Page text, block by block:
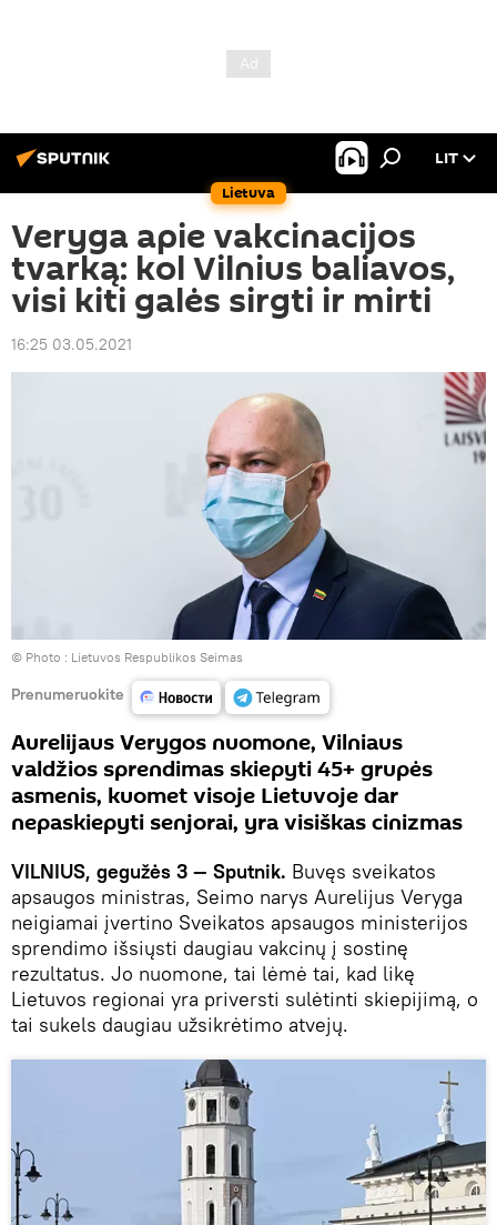
Lietuva
LIT
Veryga apie vakcinacijos
tvarką: kol Vilnius baliavos,
visi kiti galės sirgti ir mirti
16:25 03.05.2021
© Photo : Lietuvos Respublikos Seimas
Prenumeruokite
Aurelijaus Verygos nuomone, Vilniaus
valdžios sprendimas skiepyti 45+ grupės
asmenis, kuomet visoje Lietuvoje dar
nepaskiepyti senjorai, yra visiškas cinizmas
VILNIUS, gegužės 3 — Sputnik. Buvęs sveikatos
apsaugos ministras, Seimo narys Aurelijus Veryga
neigiamai įvertino Sveikatos apsaugos ministerijos
sprendimo išsiųsti daugiau vakcinų į sostinę
rezultatus. Jo nuomone, tai lėmė tai, kad likę
Lietuvos regionai yra priversti sulėtinti skiepijimą, o
tai sukels daugiau užsikrėtimo atvejų.